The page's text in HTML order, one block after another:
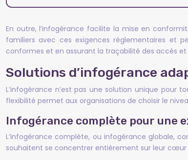
En outre, l’infogérance facilite la mise en
familiers avec ces exigences réglementaires et
conformes et en assurant la traçabilité des accès
Solutions d’infogérance
L’infogérance n’est pas une solution unique pour
flexibilité permet aux organisations de choisir le
Infogérance complète pour une
L’infogérance complète, ou infogérance globale,
souhaitent se concentrer entièrement sur leur cœur